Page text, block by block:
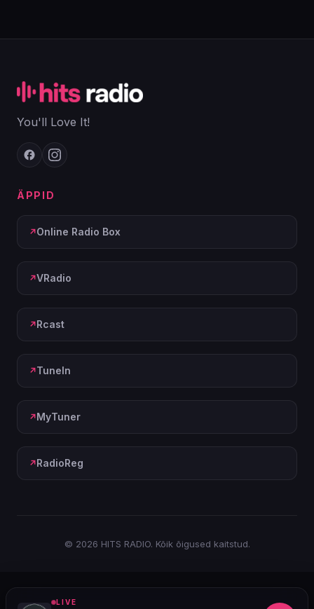
You'll Love It!
ÄPPID
Online Radio Box
VRadio
Rcast
TuneIn
MyTuner
RadioReg
© 2026 HITS RADIO. Kõik õigused kaitstud.
LIVE